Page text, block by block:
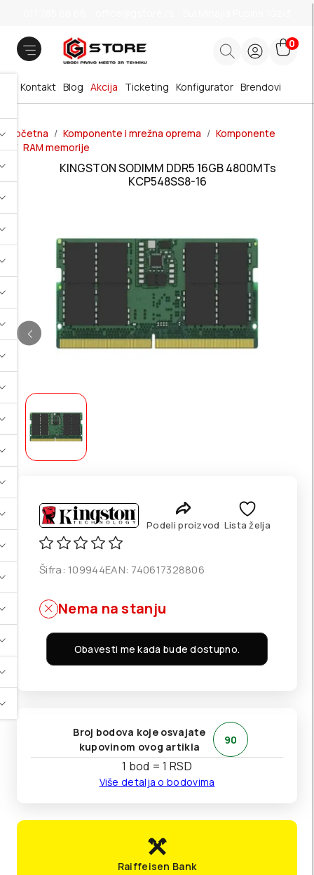
0
Brendovi
Blog Akcija
Kontakt Ticketing Konfigurator
Početna Komponente i mrežna oprema
Komponente
RAM memorije
KINGSTON SODIMM DDR5 16GB 4800MTs
KCP548SS8-16
Podeli proizvod Lista želja
Šifra: 109944EAN: 740617328806
Nema na stanju
Obavesti me kada bude dostupno.
Broj bodova koje osvajate
kupovinom ovog artikla
90
1 bod = 1 RSD
Više detalja o bodovima
Raiffeisen Bank